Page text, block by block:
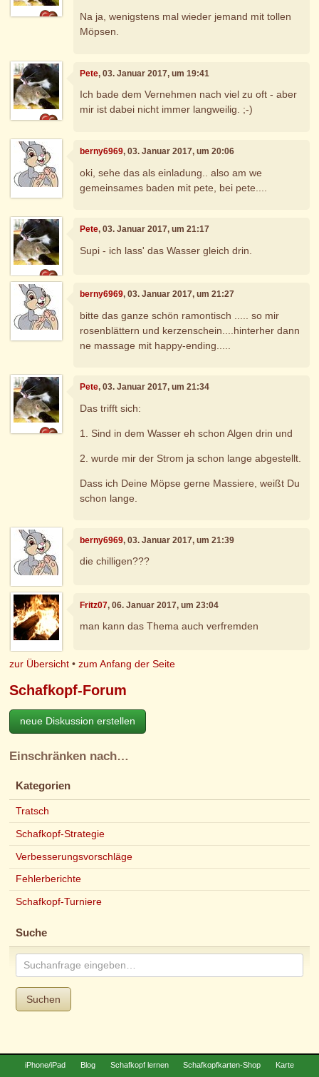
Na ja, wenigstens mal wieder jemand mit tollen
Möpsen.
Pete, 03. Januar 2017, um 19:41
Ich bade dem Vernehmen nach viel zu oft - aber
mir ist dabei nicht immer langweilig. ;-)
berny6969, 03. Januar 2017, um 20:06
oki, sehe das als einladung.. also am we
gemeinsames baden mit pete, bei pete....
Pete, 03. Januar 2017, um 21:17
Supi - ich lass' das Wasser gleich drin.
berny6969, 03. Januar 2017, um 21:27
bitte das ganze schön ramontisch ..... so mir
rosenblättern und kerzenschein....hinterher dann
ne massage mit happy-ending.....
Pete, 03. Januar 2017, um 21:34
Das trifft sich:
1. Sind in dem Wasser eh schon Algen drin und
2. wurde mir der Strom ja schon lange abgestellt.
Dass ich Deine Möpse gerne Massiere, weißt Du
schon lange.
berny6969, 03. Januar 2017, um 21:39
die chilligen???
Fritz07, 06. Januar 2017, um 23:04
man kann das Thema auch verfremden
zur Übersicht •zum Anfang der Seite
Schafkopf-Forum
neue Diskussion erstellen
Einschränken nach…
Kategorien
Tratsch
Schafkopf-Strategie
Verbesserungsvorschläge
Fehlerberichte
Schafkopf-Turniere
Suche
Suchen
iPhone/iPad Blog Schafkopf lernen Schafkopfkarten-Shop Karte